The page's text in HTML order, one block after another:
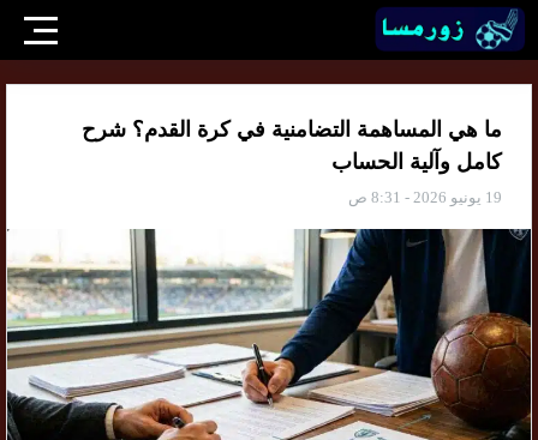
ما هي المساهمة التضامنية في كرة القدم؟ شرح
كامل وآلية الحساب
19 يونيو 2026 - 8:31 ص